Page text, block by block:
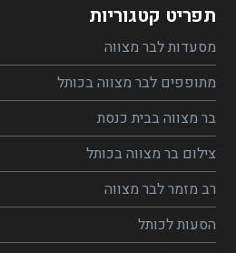
תפריט קטגוריות
מסעדות לבר מצווה
מתופפים לבר מצווה בכותל
בר מצווה בבית כנסת
צילום בר מצווה בכותל
רב מזמר לבר מצווה
הסעות לכותל